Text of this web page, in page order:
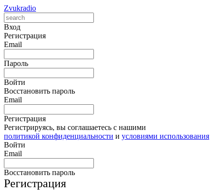
Zvukradio
Вход
Регистрация
Email
Пароль
Войти
Восстановить пароль
Email
Регистрация
Регистрируясь, вы соглашаетесь с нашими
политикой конфиденциальности и условиями использования
Войти
Email
Восстановить пароль
Регистрация